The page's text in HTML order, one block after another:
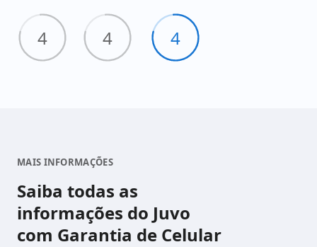
4 4 4
MAIS INFORMAÇÕES
Saiba todas as
informações do Juvo
com Garantia de Celular